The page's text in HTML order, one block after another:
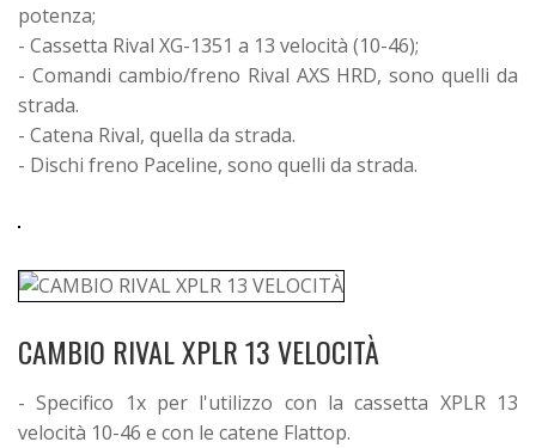
potenza;
- Cassetta Rival XG-1351 a 13 velocità (10-46);
- Comandi cambio/freno Rival AXS HRD, sono quelli da
strada.
- Catena Rival, quella da strada.
- Dischi freno Paceline, sono quelli da strada.
CAMBIO RIVAL XPLR 13 VELOCITÀ
- Specifico 1x per l'utilizzo con la cassetta XPLR 13
velocità 10-46 e con le catene Flattop.